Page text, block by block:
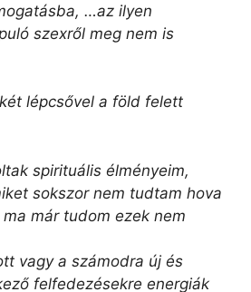
…az ilyen
szexről meg nem is
lépcsővel a föld felett
spirituális élményeim,
sokszor nem tudtam hova
már tudom ezek nem
vagy a számodra új és
felfedezésekre energiák